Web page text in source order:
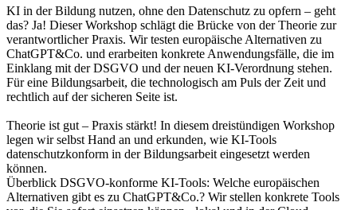
KI in der Bildung nutzen, ohne den Datenschutz zu opfern – geht
das? Ja! Dieser Workshop schlägt die Brücke von der Theorie zur
verantwortlicher Praxis. Wir testen europäische Alternativen zu
ChatGPT&Co. und erarbeiten konkrete Anwendungsfälle, die im
Einklang mit der DSGVO und der neuen KI-Verordnung stehen.
Für eine Bildungsarbeit, die technologisch am Puls der Zeit und
rechtlich auf der sicheren Seite ist.
Theorie ist gut – Praxis stärkt! In diesem dreistündigen Workshop
legen wir selbst Hand an und erkunden, wie KI-Tools
datenschutzkonform in der Bildungsarbeit eingesetzt werden
können.
Überblick DSGVO-konforme KI-Tools: Welche europäischen
Alternativen gibt es zu ChatGPT&Co.? Wir stellen konkrete Tools